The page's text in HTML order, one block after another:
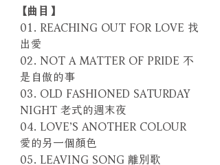
【曲目】
01. REACHING OUT FOR LOVE 找
出愛
02. NOT A MATTER OF PRIDE 不
是自傲的事
03. OLD FASHIONED SATURDAY
NIGHT 老式的週末夜
04. LOVE’S ANOTHER COLOUR
愛的另一個顏色
05. LEAVING SONG 離別歌